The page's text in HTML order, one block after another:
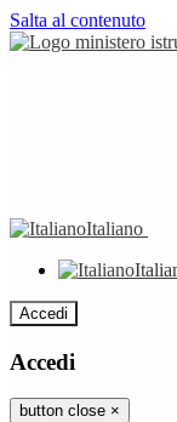
Salta al contenuto
Italiano
Accedi
Accedi
button close ×